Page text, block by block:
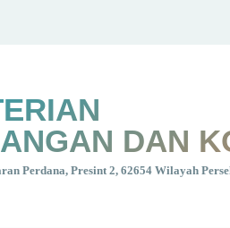
DAN
Perdana, Presint 2, 62654 Wilayah